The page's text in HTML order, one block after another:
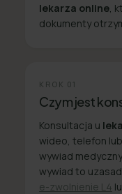
lekarza online ,
dokumenty
KROK 01
Czym jest
Konsultacja u
wideo, telefon
wywiad
wywiad to
e-zwolnienie L4